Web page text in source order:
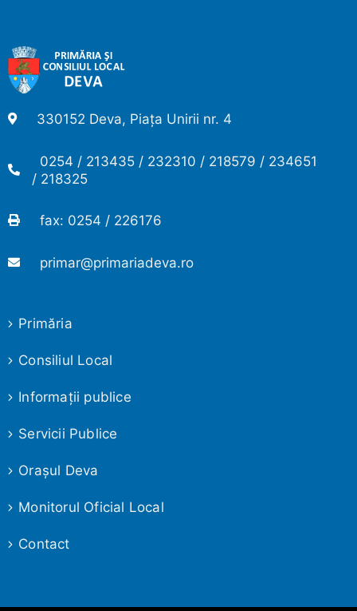
330152 Deva, Piața Unirii nr. 4
0254 / 213435 / 232310 / 218579 / 234651
/ 218325
fax: 0254 / 226176
primar@primariadeva.ro
Primăria
Consiliul Local
Informaţii publice
Servicii Publice
Oraşul Deva
Monitorul Oficial Local
Contact